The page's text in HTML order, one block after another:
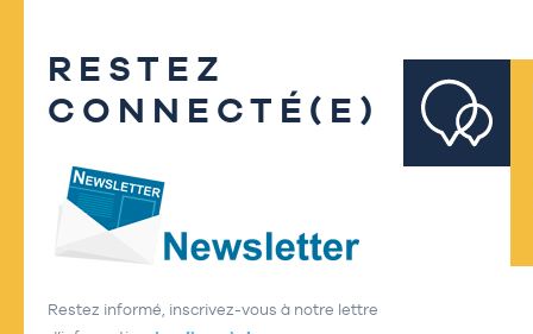
RESTEZ
CONNECTÉ(E)
Restez informé, inscrivez-vous à notre lettre